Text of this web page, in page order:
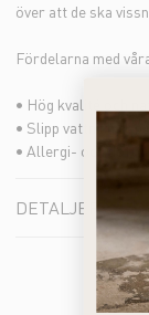
över att de ska
Fördelarna med
• Hög kvalité och
• Slipp vattning och
• Allergi- och
DETALJER